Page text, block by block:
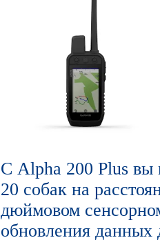
С Alpha 200 Plus вы
20 собак на
дюймовом
обновления данных